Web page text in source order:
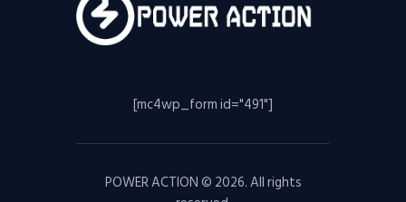
[mc4wp_form id="491"]
POWER ACTION © 2026. All rights